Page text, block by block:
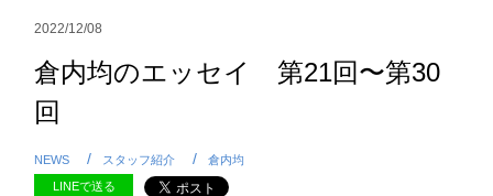
2022/12/08
倉内均のエッセイ 第21回〜第30
回
NEWS スタッフ紹介
倉内均
LINEで送る